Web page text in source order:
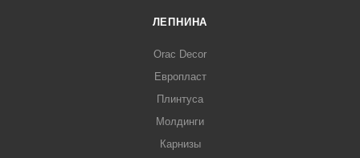
ЛЕПНИНА
Orac Decor
Европласт
Плинтуса
Молдинги
Карнизы